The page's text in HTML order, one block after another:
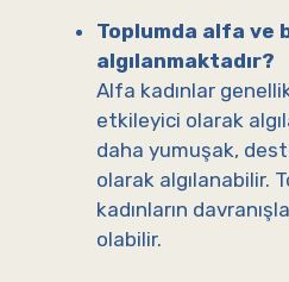
Toplumda alfa ve
algılanmaktadır?
Alfa kadınlar
etkileyici olarak
daha yumuşak,
olarak algılanabilir.
kadınların
olabilir.